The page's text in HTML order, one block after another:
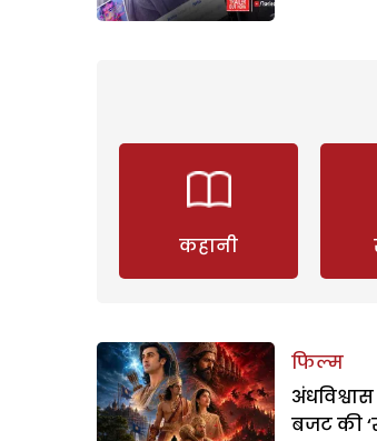
कहानी
फिल्म
बजट की